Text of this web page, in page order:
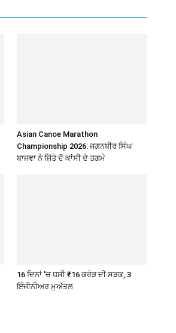
Asian Canoe Marathon
Championship 2026: ਜਗਨਬੀਰ ਸਿੰਘ
ਬਾਜਵਾ ਨੇ ਜਿੱਤੇ ਦੋ ਕਾਂਸੀ ਦੇ ਤਗਮੇ
16 ਦਿਨਾਂ ’ਚ ਧਸੀ ₹16 ਕਰੋੜ ਦੀ ਸੜਕ, 3
ਇੰਜੀਨੀਅਰ ਮੁਅੱਤਲ